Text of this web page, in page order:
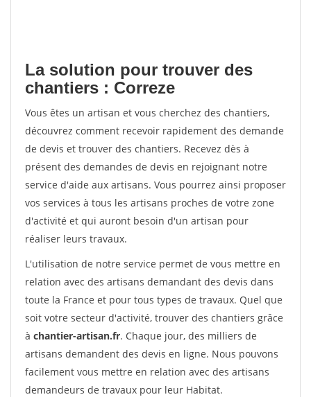
La solution pour trouver des
chantiers : Correze
Vous êtes un artisan et vous cherchez des chantiers,
découvrez comment recevoir rapidement des demande
de devis et trouver des chantiers. Recevez dès à
présent des demandes de devis en rejoignant notre
service d'aide aux artisans. Vous pourrez ainsi proposer
vos services à tous les artisans proches de votre zone
d'activité et qui auront besoin d'un artisan pour
réaliser leurs travaux.
L'utilisation de notre service permet de vous mettre en
relation avec des artisans demandant des devis dans
toute la France et pour tous types de travaux. Quel que
soit votre secteur d'activité, trouver des chantiers grâce
à chantier-artisan.fr. Chaque jour, des milliers de
artisans demandent des devis en ligne. Nous pouvons
facilement vous mettre en relation avec des artisans
demandeurs de travaux pour leur Habitat.